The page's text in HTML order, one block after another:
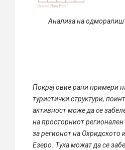
Анализа на
Покрај овие рани примери
туристички структури,
активност може да се
на просторниот
за регионот на Охридското
Езеро. Тука можат да се